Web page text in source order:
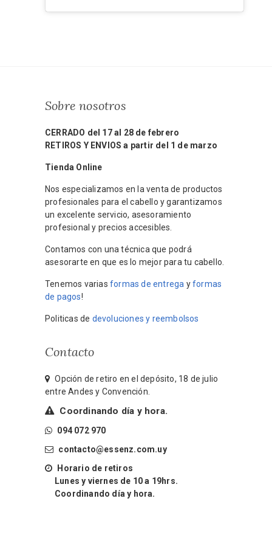
Sobre nosotros
CERRADO del 17 al 28 de febrero
RETIROS Y ENVIOS a partir del 1 de marzo
Tienda Online
Nos especializamos en la venta de productos
profesionales para el cabello y garantizamos
un excelente servicio, asesoramiento
profesional y precios accesibles.
Contamos con una técnica que podrá
asesorarte en que es lo mejor para tu cabello.
Tenemos varias formas de entrega yformas
de pagos!
Politicas de devoluciones y reembolsos
Contacto
Opción de retiro en el depósito, 18 de julio
entre Andes y Convención.
Coordinando día y hora.
094 072 970
contacto@essenz.com.uy
Horario de retiros
Lunes y viernes de 10 a 19hrs.
Coordinando día y hora.